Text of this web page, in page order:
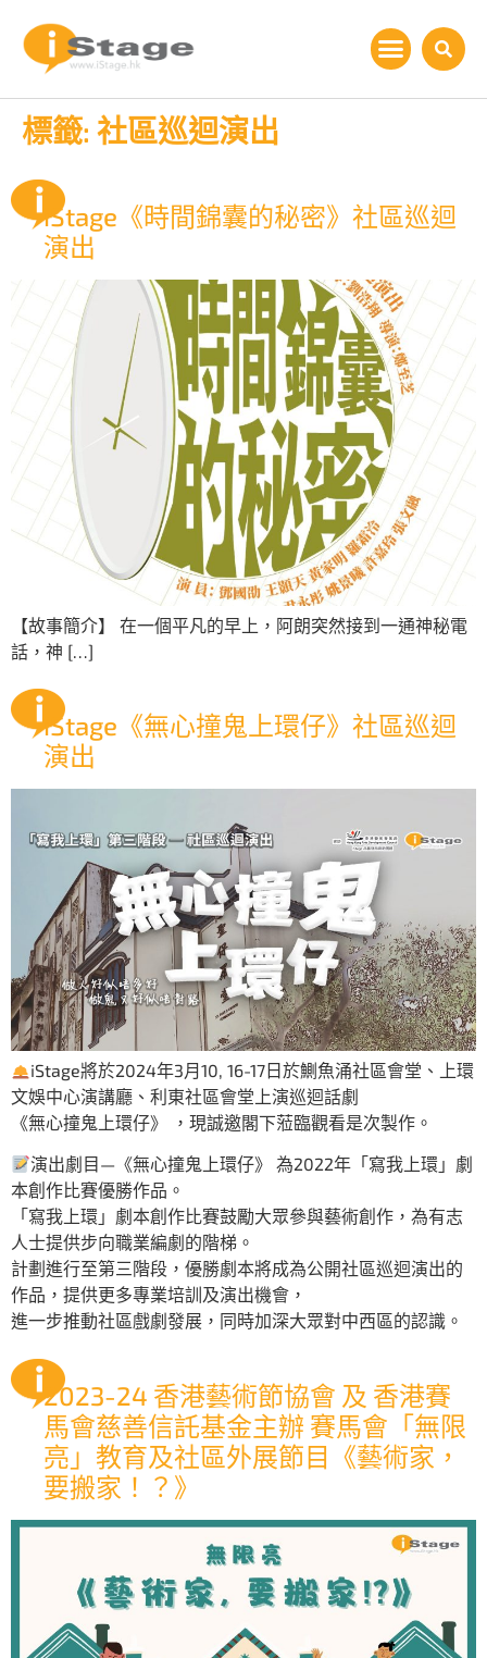
標籤: 社區巡迴演出
iStage《時間錦囊的秘密》社區巡迴
演出
【故事簡介】 在一個平凡的早上，阿朗突然接到一通神秘電
話，神 […]
iStage《無心撞鬼上環仔》社區巡迴
演出
iStage將於2024年3月10, 16-17日於鰂魚涌社區會堂、上環
文娛中心演講廳、利東社區會堂上演巡迴話劇
《無心撞鬼上環仔》 ，現誠邀閣下蒞臨觀看是次製作。
演出劇目—《無心撞鬼上環仔》 為2022年「寫我上環」劇
本創作比賽優勝作品。
「寫我上環」劇本創作比賽鼓勵大眾參與藝術創作，為有志
人士提供步向職業編劇的階梯。
計劃進行至第三階段，優勝劇本將成為公開社區巡迴演出的
作品，提供更多專業培訓及演出機會，
進一步推動社區戲劇發展，同時加深大眾對中西區的認識。
2023-24 香港藝術節協會 及 香港賽
馬會慈善信託基金主辦 賽馬會「無限
亮」教育及社區外展節目《藝術家，
要搬家！？》